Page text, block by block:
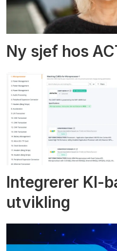
Ny sjef hos
Integrerer KI-
utvikling